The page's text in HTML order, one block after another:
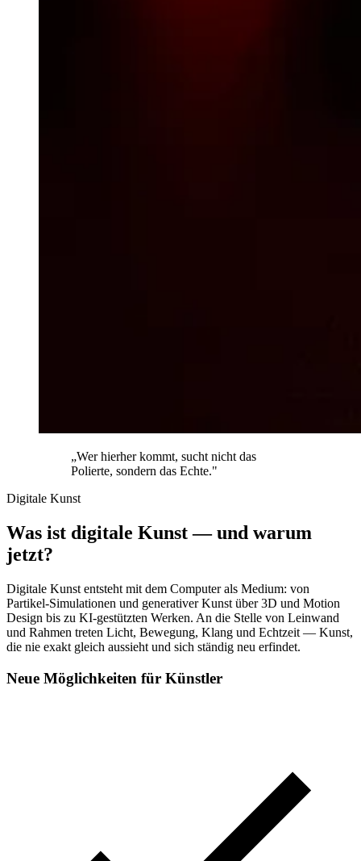
„Wer hierher kommt, sucht nicht das
Polierte, sondern das Echte."
Digitale Kunst
Was ist digitale Kunst — und warum
jetzt?
Digitale Kunst entsteht mit dem Computer als Medium: von
Partikel-Simulationen und generativer Kunst über 3D und Motion
Design bis zu KI-gestützten Werken. An die Stelle von Leinwand
und Rahmen treten Licht, Bewegung, Klang und Echtzeit — Kunst,
die nie exakt gleich aussieht und sich ständig neu erfindet.
Neue Möglichkeiten für Künstler